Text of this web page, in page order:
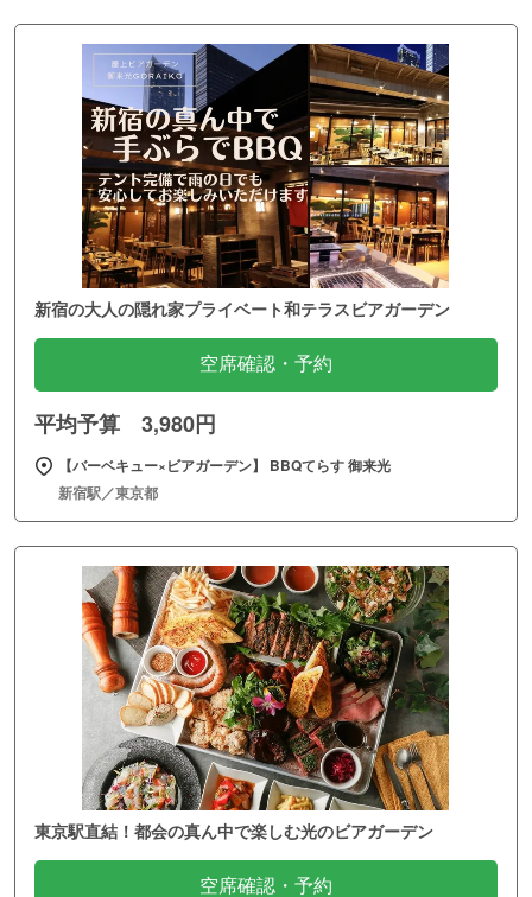
新宿の大人の隠れ家プライベート和テラスビアガーデン
空席確認・予約
平均予算 3,980円
【バーベキュー×ビアガーデン】 BBQてらす 御来光
新宿駅／東京都
東京駅直結！都会の真ん中で楽しむ光のビアガーデン
空席確認・予約